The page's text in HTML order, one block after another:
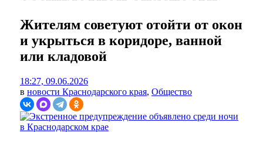
Жителям советуют отойти от окон
и укрыться в коридоре, ванной
или кладовой
18:27, 09.06.2026
в новости Краснодарского края, Общество